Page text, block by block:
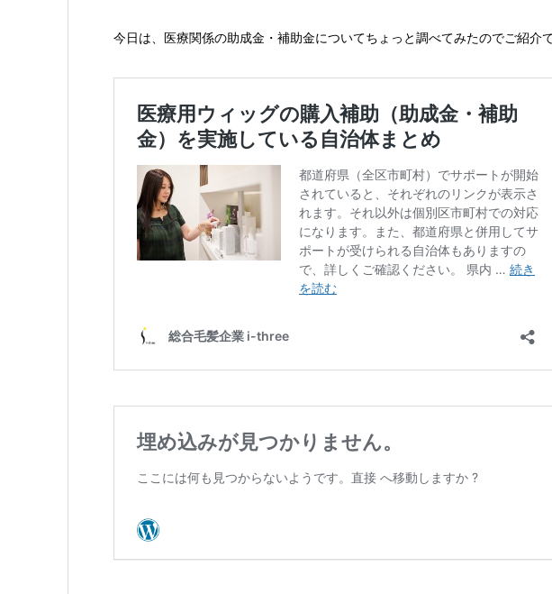
今日は、医療関係の助成金・補助金についてちょっと調べてみたのでご紹介で